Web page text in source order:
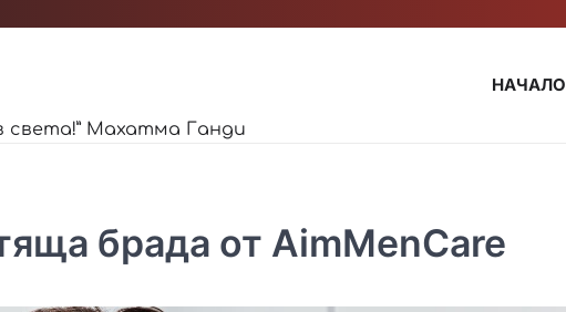
света!” Махатма Ганди
НАЧАЛО
брада от AimMenCare